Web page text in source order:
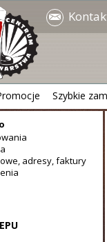
Szybkie
adresy, faktury